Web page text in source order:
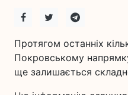
Протягом останніх
Покровському
ще залишається